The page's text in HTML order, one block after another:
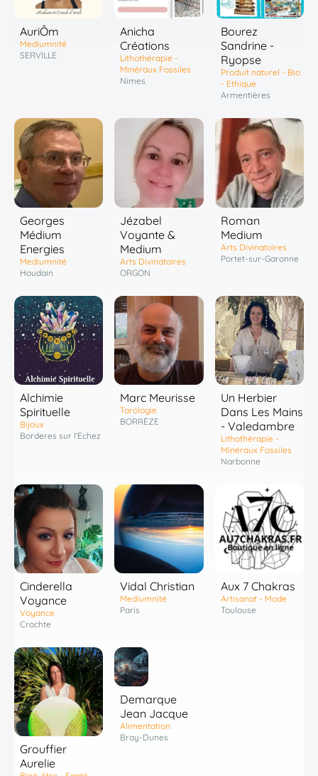
AuriÔm
Mediumnité
SERVILLE
Anicha
Créations
Lithothérapie -
Minéraux Fossiles
Nimes
Bourez
Sandrine -
Ryopse
Produit naturel - Bio
- Ethique
Armentières
Georges
Médium
Energies
Mediumnité
Houdain
Jézabel
Voyante &
Medium
Arts Divinatoires
ORGON
Roman
Medium
Arts Divinatoires
Portet-sur-Garonne
Alchimie
Spirituelle
Bijoux
Borderes sur l'Echez
Marc Meurisse
Tarologie
BORRÈZE
Un Herbier
Dans Les Mains
- Valedambre
Lithothérapie -
Minéraux Fossiles
Narbonne
Cinderella
Voyance
Voyance
Crochte
Vidal Christian
Mediumnité
Paris
Aux 7 Chakras
Artisanat - Mode
Toulouse
Grouffier
Aurelie
Demarque
Jean Jacque
Alimentation
Bray-Dunes